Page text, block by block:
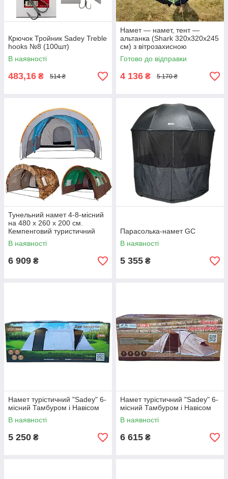
Крючок Тройник Sadey Treble
hooks №8 (100шт)
В наявності
483,16 ₴ 514 ₴
Намет — намет, тент —
альтанка (Shark 320х320х245
см) з вітрозахисною
спідницею
Готово до відправки
4 136 ₴ 5 170 ₴
Тунельний намет 4-8-місний
на 480 х 260 х 200 см.
Кемпенговий туристичний
шатер, тент, ангар.
В наявності
6 909 ₴
Парасолька-намет GC
В наявності
5 355 ₴
Намет турістичний "Sadey" 6-
місний Тамбуром і Навісом
В наявності
5 250 ₴
Намет турістичний "Sadey" 6-
місний Тамбуром і Навісом
В наявності
6 615 ₴